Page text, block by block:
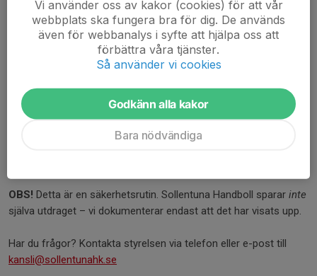
Visa upp utdraget
När du har fått utdraget:
Digitalt utdrag:
Skicka vidare dokumentet via e-post till:
Pappersutdrag:
Visa upp det på vårt kansli i Sporthallen. Om kansliet är
stängt, kan du lägga det i vår brevlåda.
Önskar du få tillbaka originalet? Skriv då tydligt detta på
OBS! Detta är en säkerhetsrutin. Sollentuna Handboll sparar inte
själva utdraget – vi dokumenterar endast att det har visats upp.
Har du frågor? Kontakta styrelsen via telefon eller e-post till
kansli@sollentunahk.se
Vi använder oss av kakor (cookies) för att vår
webbplats ska fungera bra för dig. De används
även för webbanalys i syfte att hjälpa oss att
förbättra våra tjänster.
Så använder vi cookies
Godkänn alla kakor
Bara nödvändiga